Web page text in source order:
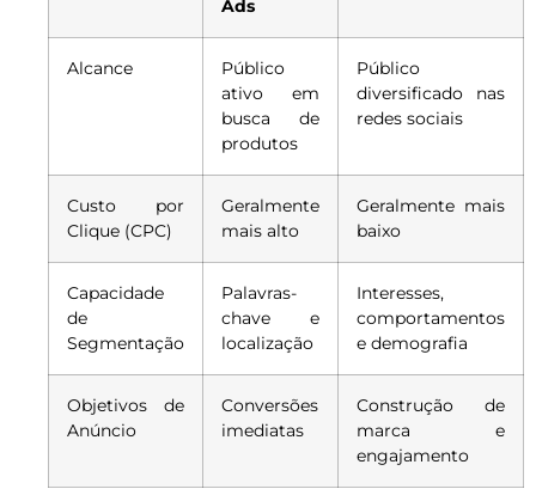
Ads
Alcance
Público
ativo em
busca de
produtos
Público
diversificado nas
redes sociais
Custo por
Clique (CPC)
Geralmente
mais alto
Geralmente mais
baixo
Capacidade
de
Segmentação
Palavras-
chave e
localização
Interesses,
comportamentos
e demografia
Objetivos de
Anúncio
Conversões
imediatas
Construção de
marca e
engajamento